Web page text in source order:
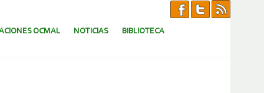
OCMAL NOTICIAS BIBLIOTECA